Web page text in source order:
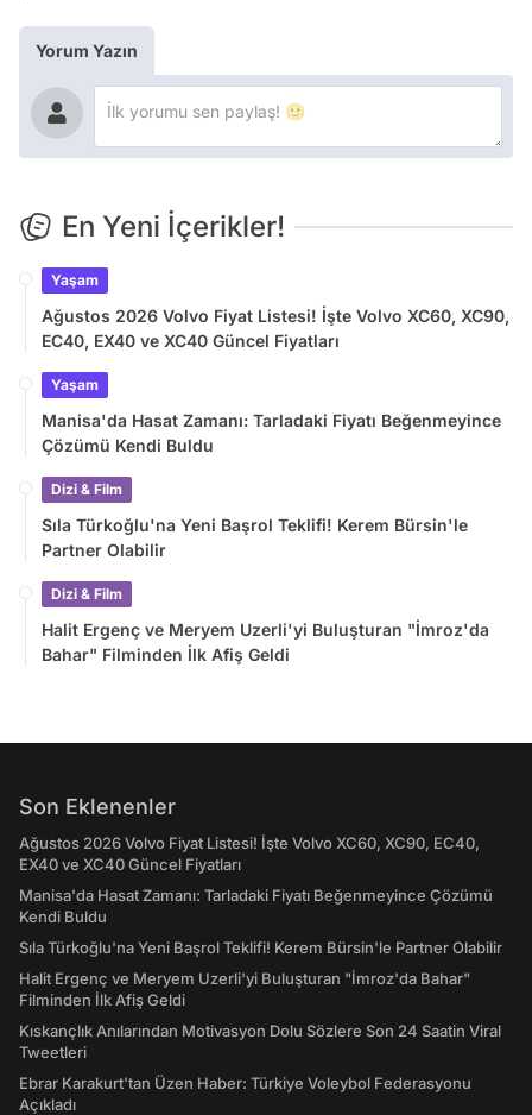
Yorum Yazın
En Yeni İçerikler!
Yaşam
Ağustos 2026 Volvo Fiyat Listesi! İşte Volvo XC60, XC90,
EC40, EX40 ve XC40 Güncel Fiyatları
Yaşam
Manisa'da Hasat Zamanı: Tarladaki Fiyatı Beğenmeyince
Çözümü Kendi Buldu
Dizi & Film
Sıla Türkoğlu'na Yeni Başrol Teklifi! Kerem Bürsin'le
Partner Olabilir
Dizi & Film
Halit Ergenç ve Meryem Uzerli'yi Buluşturan "İmroz'da
Bahar" Filminden İlk Afiş Geldi
Son Eklenenler
Ağustos 2026 Volvo Fiyat Listesi! İşte Volvo XC60, XC90, EC40,
EX40 ve XC40 Güncel Fiyatları
Manisa'da Hasat Zamanı: Tarladaki Fiyatı Beğenmeyince Çözümü
Kendi Buldu
Sıla Türkoğlu'na Yeni Başrol Teklifi! Kerem Bürsin'le Partner Olabilir
Halit Ergenç ve Meryem Uzerli'yi Buluşturan "İmroz'da Bahar"
Filminden İlk Afiş Geldi
Kıskançlık Anılarından Motivasyon Dolu Sözlere Son 24 Saatin Viral
Tweetleri
Ebrar Karakurt'tan Üzen Haber: Türkiye Voleybol Federasyonu
Açıkladı